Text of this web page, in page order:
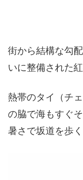
街から結構な勾
いに整備された
熱帯のタイ（チ
の脇で海もすぐ
暑さで坂道を歩